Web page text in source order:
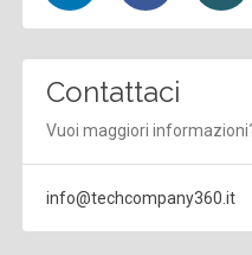
Contattaci
Vuoi maggiori
info@techcompany360.it